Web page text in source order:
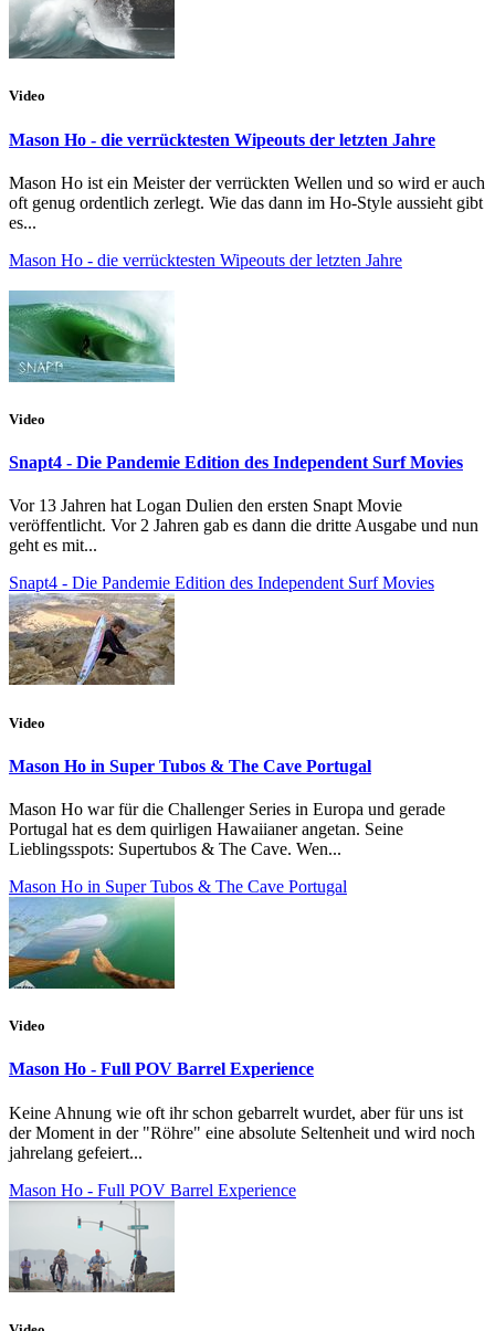
Video
Mason Ho - die verrücktesten Wipeouts der letzten Jahre
Mason Ho ist ein Meister der verrückten Wellen und so wird er auch
oft genug ordentlich zerlegt. Wie das dann im Ho-Style aussieht gibt
es...
Mason Ho - die verrücktesten Wipeouts der letzten Jahre
Video
Snapt4 - Die Pandemie Edition des Independent Surf Movies
Vor 13 Jahren hat Logan Dulien den ersten Snapt Movie
veröffentlicht. Vor 2 Jahren gab es dann die dritte Ausgabe und nun
geht es mit...
Snapt4 - Die Pandemie Edition des Independent Surf Movies
Video
Mason Ho in Super Tubos & The Cave Portugal
Mason Ho war für die Challenger Series in Europa und gerade
Portugal hat es dem quirligen Hawaiianer angetan. Seine
Lieblingsspots: Supertubos & The Cave. Wen...
Mason Ho in Super Tubos & The Cave Portugal
Video
Mason Ho - Full POV Barrel Experience
Keine Ahnung wie oft ihr schon gebarrelt wurdet, aber für uns ist
der Moment in der "Röhre" eine absolute Seltenheit und wird noch
jahrelang gefeiert...
Mason Ho - Full POV Barrel Experience